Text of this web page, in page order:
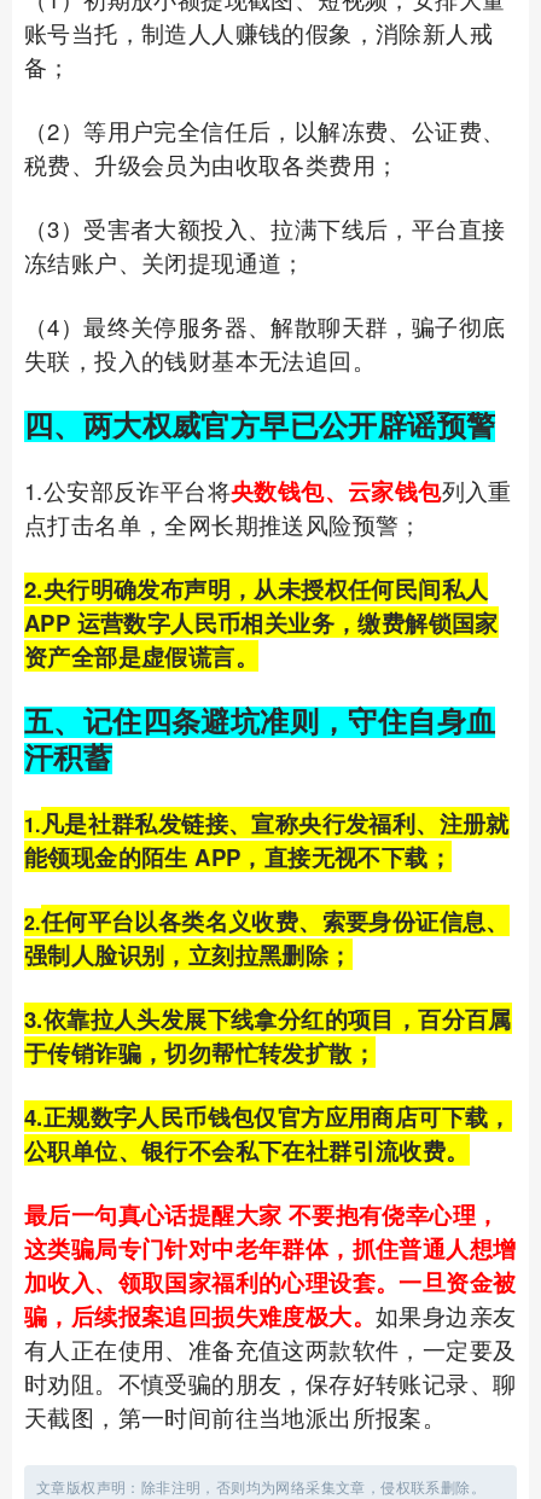
账号当托，制造人人赚钱的假象，消除新人戒
备；
（2）等用户完全信任后，以解冻费、公证费、
税费、升级会员为由收取各类费用；
（3）受害者大额投入、拉满下线后，平台直接
冻结账户、关闭提现通道；
（4）最终关停服务器、解散聊天群，骗子彻底
失联，投入的钱财基本无法追回。
四、两大权威官方早已公开辟谣预警
1.公安部反诈平台将央数钱包、云家钱包列入重
点打击名单，全网长期推送风险预警；
2.央行明确发布声明，从未授权任何民间私人
APP 运营数字人民币相关业务，缴费解锁国家
资产全部是虚假谎言。
五、记住四条避坑准则，守住自身血
汗积蓄
1.凡是社群私发链接、宣称央行发福利、注册就
能领现金的陌生 APP，直接无视不下载；
2.任何平台以各类名义收费、索要身份证信息、
强制人脸识别，立刻拉黑删除；
3.依靠拉人头发展下线拿分红的项目，百分百属
于传销诈骗，切勿帮忙转发扩散；
4.正规数字人民币钱包仅官方应用商店可下载，
公职单位、银行不会私下在社群引流收费。
最后一句真心话提醒大家 不要抱有侥幸心理，
这类骗局专门针对中老年群体，抓住普通人想增
加收入、领取国家福利的心理设套。一旦资金被
骗，后续报案追回损失难度极大。 如果身边亲友
有人正在使用、准备充值这两款软件，一定要及
时劝阻。不慎受骗的朋友，保存好转账记录、聊
天截图，第一时间前往当地派出所报案。
文章版权声明：除非注明，否则均为网络采集文章，侵权联系删除。